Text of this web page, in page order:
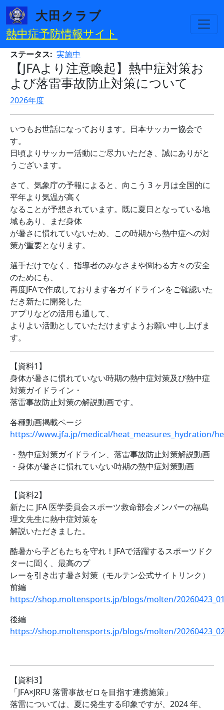
メインコンテンツに移動
大田クラブ
熱中症予防情報サイト
ステータス 実施中
【JFAより注意喚起】熱中症対策お
よび落雷事故防止対策について
2026年度
いつもお世話になっております。日本サッカー協会で
す。
日頃よりサッカー活動にご尽力いただき、誠にありがと
うございます。
さて、気象庁の予報によると、向こう 3 ヶ月は全国的に
平年より気温が高く
なることが予想されています。既に夏日となっている地
域もあり、まだ身体
が暑さに慣れていないため、この時期から熱中症への対
策が重要となります。
選手だけでなく、指導者のみなさまや関わる方々の安全
のためにも、
再度JFAで作成しております各ガイドラインをご確認いた
だき新たに開発した
アプリなどの活用も通して、
よりよい活動としていただけますようお願い申し上げま
す。
【資料1】
身体が暑さに慣れていない時期の熱中症対策及び熱中症
対策ガイドライン・
落雷事故防止対策の解説動画です。
各種動画掲載ページ
https://www.jfa.jp/medical/heat_measures_hydration/
・熱中症対策ガイドライン、落雷事故防止対策解説動画
・身体が暑さに慣れていない時期の熱中症対策動画
【資料2】
新たに JFA 医学委員会スポーツ救命部会メンバーの福島
理文先生に熱中症対策を
解説いただきました。
酷暑から子どもたちを守れ！JFAで活躍するスポーツドク
ターに聞く、最高のプ
レーを引き出す暑さ対策（モルテン公式サイトリンク）
前編
https://shop.moltensports.jp/blogs/molten/
後編
https://shop.moltensports.jp/blogs/molten/
【資料3】
「JFA×JRFU 落雷事故ゼロを目指す連携施策」
落雷については、夏に発生する印象ですが、2024 年、